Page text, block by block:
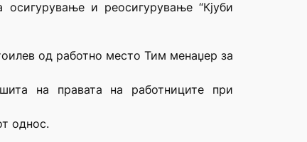
и реосигурување “Кјуби
од работно место Тим менаџер за
на правата на работниците при
однос.